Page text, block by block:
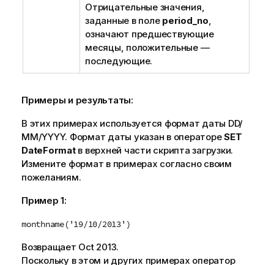
Отрицательные значения,
заданные в поле period_no
означают предшествующие
месяцы, положительные —
последующие.
Примеры и результаты:
В этих примерах используется формат даты DD/
ММ/YYYY. Формат даты указан в оператореSET
DateFormatв верхней части скрипта загрузки.
Измените формат в примерах согласно своим
пожеланиям.
Пример 1:
monthname('19/10/2013')
Возвращает Oct 2013.
Поскольку в этом и других примерах оператор